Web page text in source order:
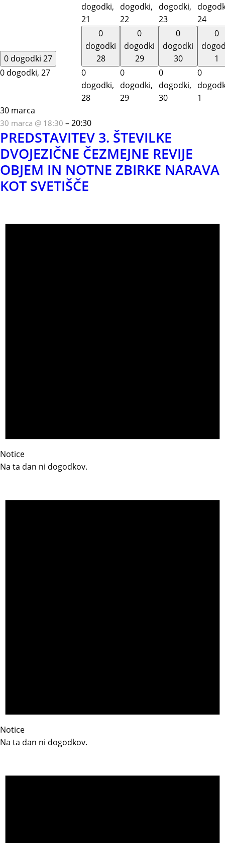
dogodki,
21
dogodki,
22
dogodki,
23
24
0 dogodki 27
0 dogodki, 27
0
dogodki
28
0
dogodki,
28
0
dogodki
29
0
dogodki,
29
0
dogodki
30
0
dogodki,
30
0
1
0
1
30 marca
30 marca @ 18:30 –20:30
PREDSTAVITEV 3. ŠTEVILKE
DVOJEZIČNE ČEZMEJNE REVIJE
OBJEM IN NOTNE ZBIRKE NARAVA
KOT SVETIŠČE
Notice
Na ta dan ni dogodkov.
Notice
Na ta dan ni dogodkov.